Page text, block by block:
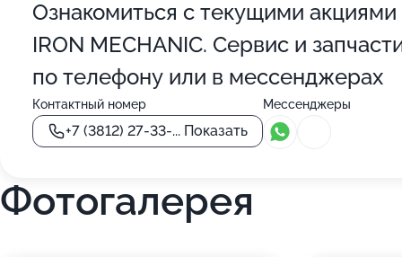
Ознакомиться с текущими
IRON MECHANIC. Сервис и
по телефону или в мессенджерах
Контактный номер
+7 (3812) 27-33-... Показать
Мессенджеры
Фотогалерея